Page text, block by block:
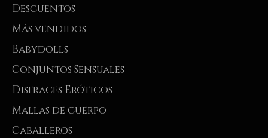
Descuentos
Más vendidos
Babydolls
Conjuntos Sensuales
Disfraces Eróticos
Mallas de cuerpo
Caballeros